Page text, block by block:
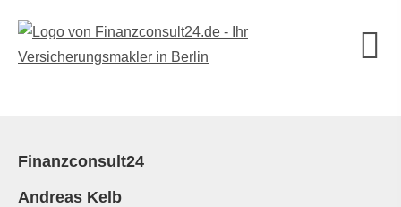
Finanzconsult24
Andreas Kelb